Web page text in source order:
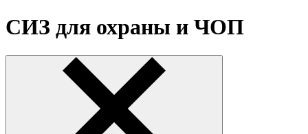
СИЗ для охраны и ЧОП